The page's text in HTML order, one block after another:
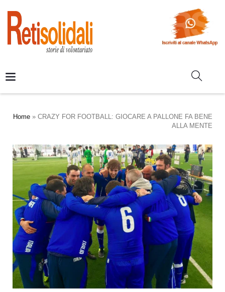
Home » CRAZY FOR FOOTBALL: GIOCARE A PALLONE FA BENE
ALLA MENTE